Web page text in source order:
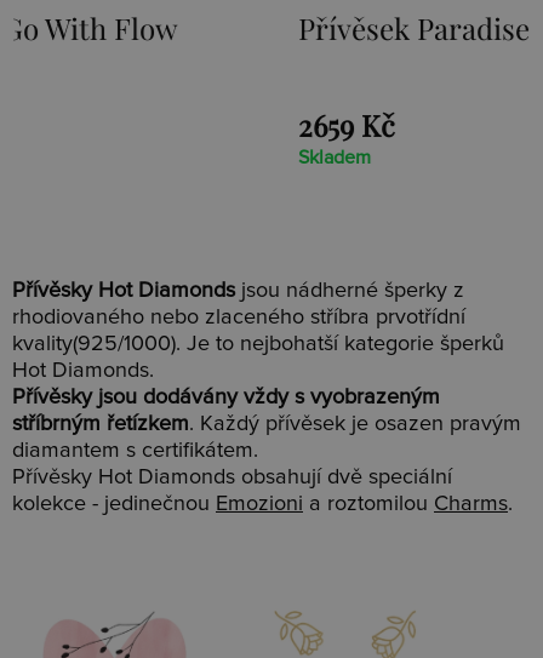
Přívěsek Paradise DP230
Přívěsky Hot Diamonds jsou nádherné šperky z
rhodiovaného nebo zlaceného stříbra prvotřídní
kvality(925/1000). Je to nejbohatší kategorie šperků
Hot Diamonds.
Přívěsky jsou dodávány vždy s vyobrazeným
stříbrným řetízkem. Každý přívěsek je osazen pravým
diamantem s certifikátem.
Přívěsky Hot Diamonds obsahují dvě speciální
kolekce - jedinečnou Emozioni a roztomilou Charms.